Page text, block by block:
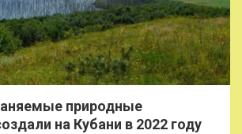
природные
на Кубани в 2022 году